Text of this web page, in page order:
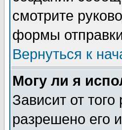
смотрите
формы
Вернуться к
Могу ли я
Зависит от
разрешено его